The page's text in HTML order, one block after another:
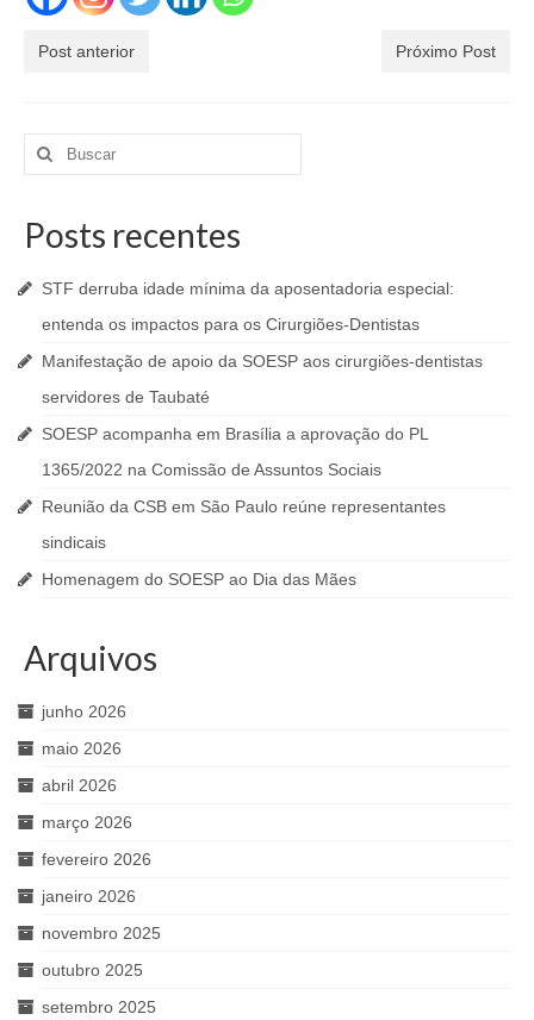
Post anterior Próximo Post
Buscar
por:
Posts recentes
STF derruba idade mínima da aposentadoria especial:
entenda os impactos para os Cirurgiões-Dentistas
Manifestação de apoio da SOESP aos cirurgiões-dentistas
servidores de Taubaté
SOESP acompanha em Brasília a aprovação do PL
1365/2022 na Comissão de Assuntos Sociais
Reunião da CSB em São Paulo reúne representantes
sindicais
Homenagem do SOESP ao Dia das Mães
Arquivos
junho 2026
maio 2026
abril 2026
março 2026
fevereiro 2026
janeiro 2026
novembro 2025
outubro 2025
setembro 2025